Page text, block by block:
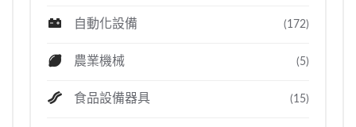
自動化設備 (172)
農業機械 (5)
食品設備器具 (15)